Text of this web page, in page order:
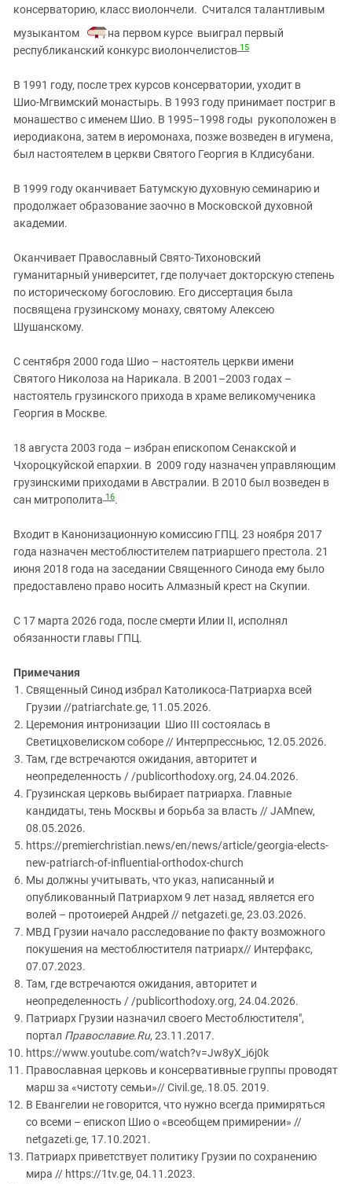
консерваторию, класс виолончели. Считался талантливым
музыкантом
, на первом курсе выиграл первый
республиканский конкурс виолончелистов 15
В 1991 году, после трех курсов консерватории, уходит в
Шио‑Мгвимский монастырь. В 1993 году принимает постриг в
монашество с именем Шио. В 1995–1998 годы рукоположен в
иеродиакона, затем в иеромонаха, позже возведен в игумена,
был настоятелем в церкви Святого Георгия в Клдисубани.
В 1999 году оканчивает Батумскую духовную семинарию и
продолжает образование заочно в Московской духовной
академии.
Оканчивает Православный Свято‑Тихоновский
гуманитарный университет, где получает докторскую степень
по историческому богословию. Его диссертация была
посвящена грузинскому монаху, святому Алексею
Шушанскому.
С сентября 2000 года Шио – настоятель церкви имени
Святого Николоза на Нарикала. В 2001–2003 годах –
настоятель грузинского прихода в храме великомученика
Георгия в Москве.
18 августа 2003 года – избран епископом Сенакской и
Чхороцкуйской епархии. В 2009 году назначен управляющим
грузинскими приходами в Австралии. В 2010 был возведен в
сан митрополита 16.
Входит в Канонизационную комиссию ГПЦ. 23 ноября 2017
года назначен местоблюстителем патриаршего престола. 21
июня 2018 года на заседании Священного Синода ему было
предоставлено право носить Алмазный крест на Скупии.
С 17 марта 2026 года, после смерти Илии II, исполнял
обязанности главы ГПЦ.
Примечания
Священный Синод избрал Католикоса-Патриарха всей
Грузии //patriarchate.ge, 11.05.2026.
Церемония интронизации Шио III состоялась в
Светицховелиском соборе // Интерпрессньюс, 12.05.2026.
Там, где встречаются ожидания, авторитет и
неопределенность / /publicorthodoxy.org, 24.04.2026.
Грузинская церковь выбирает патриарха. Главные
кандидаты, тень Москвы и борьба за власть // JAMnew,
08.05.2026.
https://premierchristian.news/en/news/article/georgia-elects-
new-patriarch-of-influential-orthodox-church
Мы должны учитывать, что указ, написанный и
опубликованный Патриархом 9 лет назад, является его
волей – протоиерей Андрей // netgazeti.ge, 23.03.2026.
МВД Грузии начало расследование по факту возможного
покушения на местоблюстителя патриарх// Интерфакс,
07.07.2023.
Там, где встречаются ожидания, авторитет и
неопределенность / /publicorthodoxy.org, 24.04.2026.
Патриарх Грузии назначил своего Местоблюстителя",
портал Православие.Ru, 23.11.2017.
https://www.youtube.com/watch?v=Jw8yX_i6j0k
Православная церковь и консервативные группы проводят
марш за «чистоту семьи»// Civil.ge,.18.05. 2019.
В Евангелии не говорится, что нужно всегда примиряться
со всеми – епископ Шио о «всеобщем примирении» //
netgazeti.ge, 17.10.2021.
Патриарх приветствует политику Грузии по сохранению
мира // https://1tv.ge, 04.11.2023.